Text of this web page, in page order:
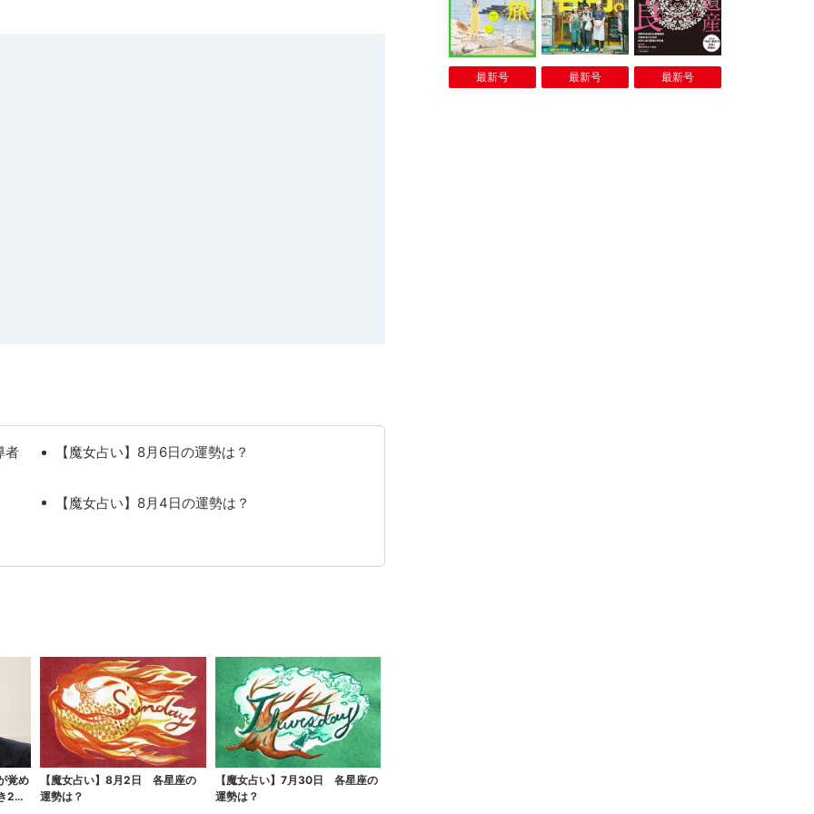
者 【魔女占い】8月6日の運勢は？
【魔女占い】8月4日の運勢は？
覚め
2つ
【魔女占い】8月2日 各星座の
運勢は？
【魔女占い】7月30日 各星座の
運勢は？
最新号 最新号 最新号